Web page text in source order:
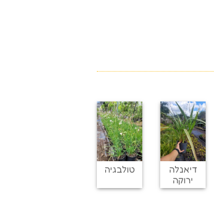
דיאנלה
ירוקה
טולבגיה